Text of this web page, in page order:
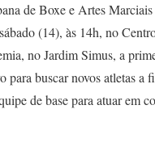
de Boxe e Artes
(14), às 14h, no
no Jardim Simus, a
para buscar novos atletas a
de base para atuar em